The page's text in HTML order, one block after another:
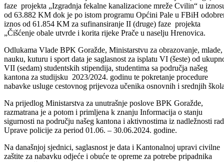
Iz budžeta ovog ministarstva U skladu sa Planom i Programom
sredstava u sektoru vodoprivrede, za 2024. godinu, općini Foča u
FBiH odobrena su finansijska sredstva za sufinansiranje II (druge)
faze projekta „Izgradnja fekalne kanalizacione mreže Cvilin“ u
iznos od 61.854 KM za sufinansiranje II (druge) faze projekta
„Čišćenje obale utvrde i korita rijeke Prače u naselju Hrenovica.
Odlukama Vlade BPK Goražde, Ministarstvu za obrazovanje, mlade,
nauku, kuturu i sport data je saglasnost za isplatu VI (šeste) od
kantona za studijsku 2023/2024. godinu te pokretanje procedure
nabavke usluge cestovnog prijevoza učenika osnovnih i srednjih
Na prijedlog Ministarstva za unutrašnje poslove BPK Goražde,
sigurnosti na području našeg kantona i aktivnostima iz nadležnosti
Uprave policije za period 01.06. – 30.06.2024. godine.